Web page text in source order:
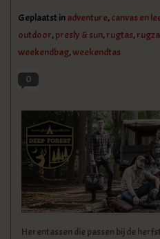
REISTASSEN
SPECIALS
Geplaatst inadventure,canvas en
outdoor,presly & sun,rugtas,
weekendbag,weekendtas
0
Herentassen die passen bij de